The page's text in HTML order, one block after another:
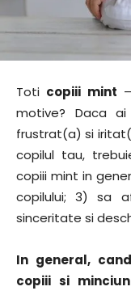
Toti copiii mint
motive? Daca
frustrat(a) si
copilul tau,
copiii mint in
copilului; 3) sa
sinceritate si
In general,
copiii si